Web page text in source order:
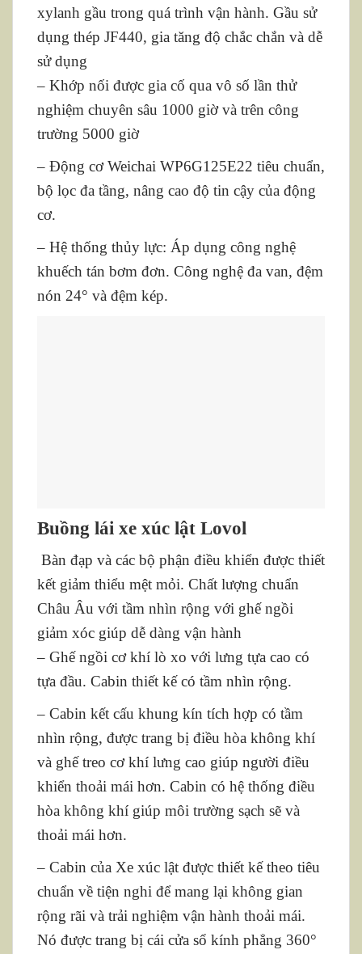
xylanh gầu trong quá trình vận hành. Gầu sử
dụng thép JF440, gia tăng độ chắc chắn và dễ
sử dụng
– Khớp nối được gia cố qua vô số lần thử
nghiệm chuyên sâu 1000 giờ và trên công
trường 5000 giờ
– Động cơ Weichai WP6G125E22 tiêu chuẩn,
bộ lọc đa tầng, nâng cao độ tin cậy của động
cơ.
– Hệ thống thủy lực: Áp dụng công nghệ
khuếch tán bơm đơn. Công nghệ đa van, đệm
nón 24° và đệm kép.
Buồng lái xe xúc lật Lovol
Bàn đạp và các bộ phận điều khiển được thiết
kết giảm thiểu mệt mỏi. Chất lượng chuẩn
Châu Âu với tầm nhìn rộng với ghế ngồi
giảm xóc giúp dễ dàng vận hành
– Ghế ngồi cơ khí lò xo với lưng tựa cao có
tựa đầu. Cabin thiết kế có tầm nhìn rộng.
– Cabin kết cấu khung kín tích hợp có tầm
nhìn rộng, được trang bị điều hòa không khí
và ghế treo cơ khí lưng cao giúp người điều
khiển thoải mái hơn. Cabin có hệ thống điều
hòa không khí giúp môi trường sạch sẽ và
thoải mái hơn.
– Cabin của Xe xúc lật được thiết kế theo tiêu
chuẩn về tiện nghi để mang lại không gian
rộng rãi và trải nghiệm vận hành thoải mái.
Nó được trang bị cái cửa sổ kính phẳng 360°